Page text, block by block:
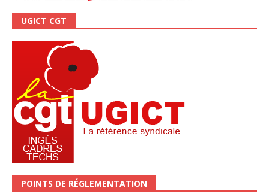
UGICT CGT
POINTS DE RÉGLEMENTATION